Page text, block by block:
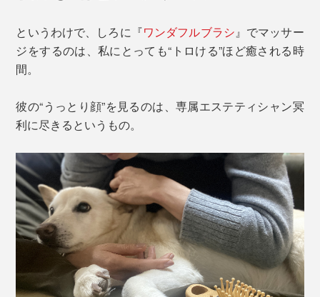
というわけで、しろに『ワンダフルブラシ 』でマッサー
ジをするのは、私にとっても“トロける”ほど癒される時
間。
彼の“うっとり顔”を見るのは、専属エステティシャン冥
利に尽きるというもの。